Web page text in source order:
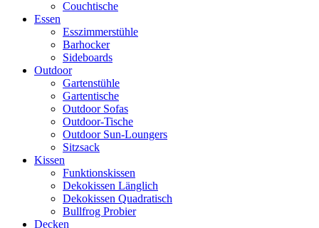
Couchtische
Essen
Esszimmerstühle
Barhocker
Sideboards
Outdoor
Gartenstühle
Gartentische
Outdoor Sofas
Outdoor-Tische
Outdoor Sun-Loungers
Sitzsack
Kissen
Funktionskissen
Dekokissen Länglich
Dekokissen Quadratisch
Bullfrog Probier
Decken